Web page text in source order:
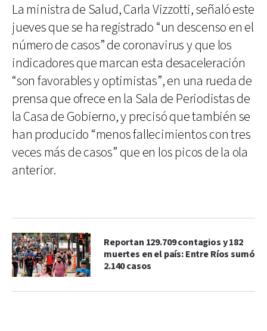
La ministra de Salud, Carla Vizzotti, señaló este
jueves que se ha registrado “un descenso en el
número de casos” de coronavirus y que los
indicadores que marcan esta desaceleración
“son favorables y optimistas”, en una rueda de
prensa que ofrece en la Sala de Periodistas de
la Casa de Gobierno, y precisó que también se
han producido “menos fallecimientos con tres
veces más de casos” que en los picos de la ola
anterior.
Reportan 129.709 contagios y 182
muertes en el país: Entre Ríos sumó
2.140 casos